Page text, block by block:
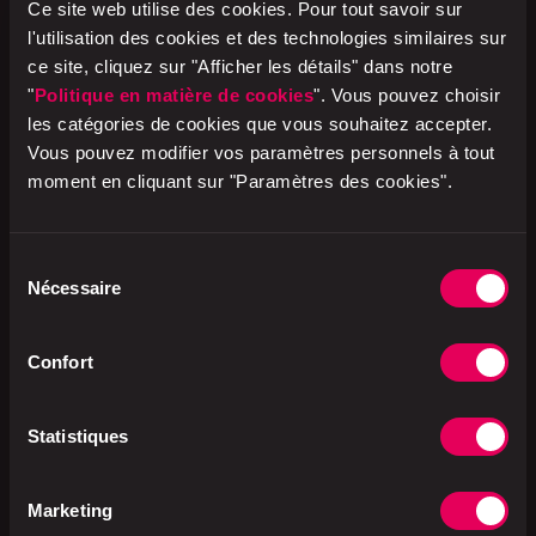
Ce site web utilise des cookies. Pour tout savoir sur
l'utilisation des cookies et des technologies similaires sur
ce site, cliquez sur "Afficher les détails" dans notre
"Politique en matière de cookies". Vous pouvez choisir
les catégories de cookies que vous souhaitez accepter.
Vous pouvez modifier vos paramètres personnels à tout
moment en cliquant sur "Paramètres des cookies".
Nécessaire
Confort
Statistiques
Marketing
HOT DOG avec saucisse fumée
Profite de la carte de fidélité